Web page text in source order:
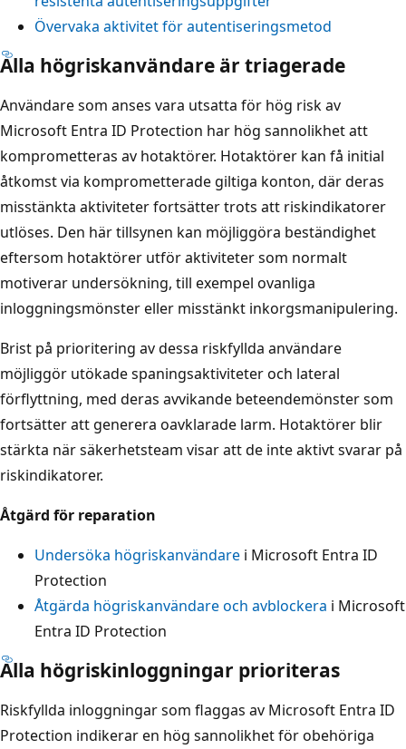
Övervaka aktivitet för autentiseringsmetod
Alla högriskanvändare är triagerade
Användare som anses vara utsatta för hög risk av
Microsoft Entra ID Protection har hög sannolikhet att
komprometteras av hotaktörer. Hotaktörer kan få initial
åtkomst via komprometterade giltiga konton, där deras
misstänkta aktiviteter fortsätter trots att riskindikatorer
utlöses. Den här tillsynen kan möjliggöra beständighet
eftersom hotaktörer utför aktiviteter som normalt
motiverar undersökning, till exempel ovanliga
inloggningsmönster eller misstänkt inkorgsmanipulering.
Brist på prioritering av dessa riskfyllda användare
möjliggör utökade spaningsaktiviteter och lateral
förflyttning, med deras avvikande beteendemönster som
fortsätter att generera oavklarade larm. Hotaktörer blir
stärkta när säkerhetsteam visar att de inte aktivt svarar på
riskindikatorer.
Åtgärd för reparation
Undersöka högriskanvändare i Microsoft Entra ID
Protection
Åtgärda högriskanvändare och avblockera i Microsoft
Entra ID Protection
Alla högriskinloggningar prioriteras
Riskfyllda inloggningar som flaggas av Microsoft Entra ID
Protection indikerar en hög sannolikhet för obehöriga